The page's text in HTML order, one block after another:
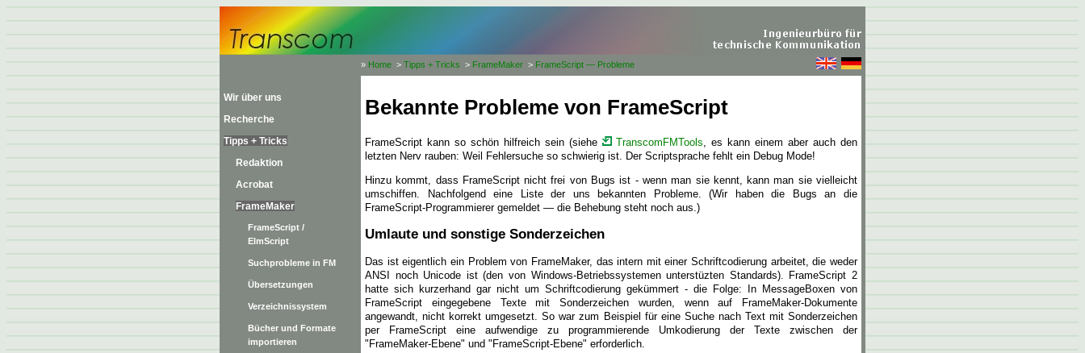
» Home > Tipps + Tricks > FrameMaker > FrameScript — Probleme
Wir über uns
Recherche
Tipps + Tricks
Redaktion
Acrobat
FrameMaker
FrameScript /
ElmScript
Suchprobleme in FM
Übersetzungen
Verzeichnissystem
Bücher und Formate
importieren
Bekannte Probleme von FrameScript
FrameScript kann so schön hilfreich sein (siehe TranscomFMTools , es kann einem aber auch den
letzten Nerv rauben: Weil Fehlersuche so schwierig ist. Der Scriptsprache fehlt ein Debug Mode!
Hinzu kommt, dass FrameScript nicht frei von Bugs ist - wenn man sie kennt, kann man sie vielleicht
umschiffen. Nachfolgend eine Liste der uns bekannten Probleme. (Wir haben die Bugs an die
FrameScript-Programmierer gemeldet — die Behebung steht noch aus.)
Umlaute und sonstige Sonderzeichen
Das ist eigentlich ein Problem von FrameMaker, das intern mit einer Schriftcodierung arbeitet, die weder
ANSI noch Unicode ist (den von Windows-Betriebssystemen unterstüzten Standards). FrameScript 2
hatte sich kurzerhand gar nicht um Schriftcodierung gekümmert - die Folge: In MessageBoxen von
FrameScript eingegebene Texte mit Sonderzeichen wurden, wenn auf FrameMaker-Dokumente
angewandt, nicht korrekt umgesetzt. So war zum Beispiel für eine Suche nach Text mit Sonderzeichen
per FrameScript eine aufwendige zu programmierende Umkodierung der Texte zwischen der
"FrameMaker-Ebene" und "FrameScript-Ebene" erforderlich.